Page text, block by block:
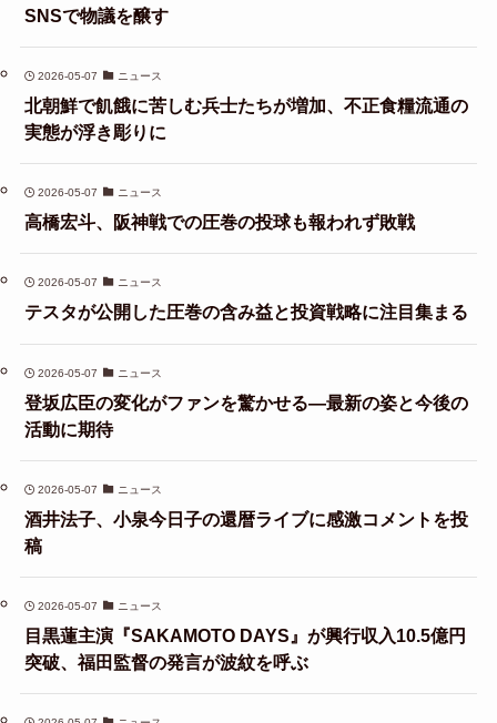
SNSで物議を醸す
2026-05-07 ニュース
北朝鮮で飢餓に苦しむ兵士たちが増加、不正食糧流通の
実態が浮き彫りに
2026-05-07 ニュース
高橋宏斗、阪神戦での圧巻の投球も報われず敗戦
2026-05-07 ニュース
テスタが公開した圧巻の含み益と投資戦略に注目集まる
2026-05-07 ニュース
登坂広臣の変化がファンを驚かせる—最新の姿と今後の
活動に期待
2026-05-07 ニュース
酒井法子、小泉今日子の還暦ライブに感激コメントを投
稿
2026-05-07 ニュース
目黒蓮主演『SAKAMOTO DAYS』が興行収入10.5億円
突破、福田監督の発言が波紋を呼ぶ